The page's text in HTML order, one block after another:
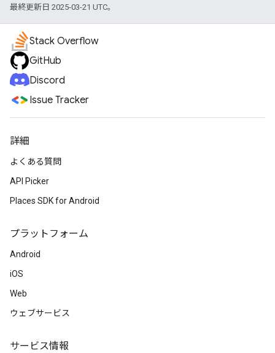
最終更新日 2025-03-21 UTC。
Stack Overflow
GitHub
Discord
Issue Tracker
詳細
よくある質問
API Picker
Places SDK for Android
プラットフォーム
Android
iOS
Web
ウェブサービス
サービス情報